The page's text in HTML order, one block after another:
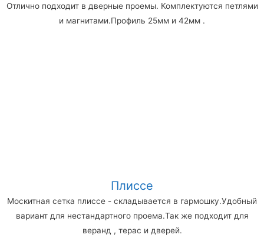
Отлично подходит в дверные проемы. Комплектуются петлями
и магнитами.Профиль 25мм и 42мм .
Плиссе
Москитная сетка плиссе - складывается в гармошку.Удобный
вариант для нестандартного проема.Так же подходит для
веранд , терас и дверей.